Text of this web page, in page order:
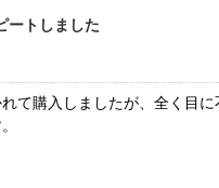
ートしました
て購入しましたが、全く目